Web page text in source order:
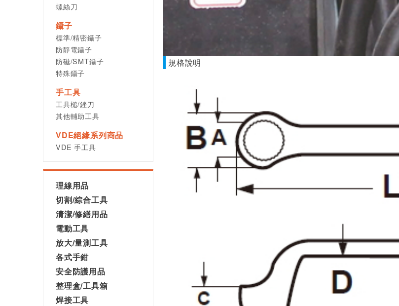
螺絲刀
鑷子
標準/精密鑷子
防靜電鑷子
防磁/SMT鑷子
特殊鑷子
手工具
工具槌/銼刀
其他輔助工具
VDE絕緣系列商品
VDE 手工具
理線用品
切割/綜合工具
清潔/修繕用品
電動工具
放大/量測工具
各式手鉗
安全防護用品
整理盒/工具箱
焊接工具
規格說明